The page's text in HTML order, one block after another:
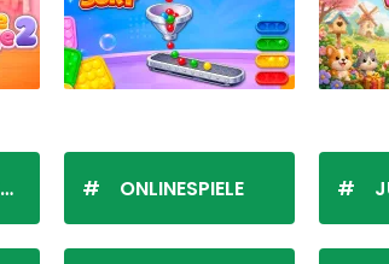
ONLINESPIELE